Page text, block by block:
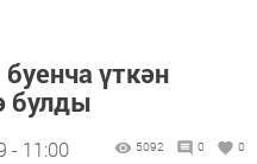
үткән
булды
- 11:00 5092 0 0